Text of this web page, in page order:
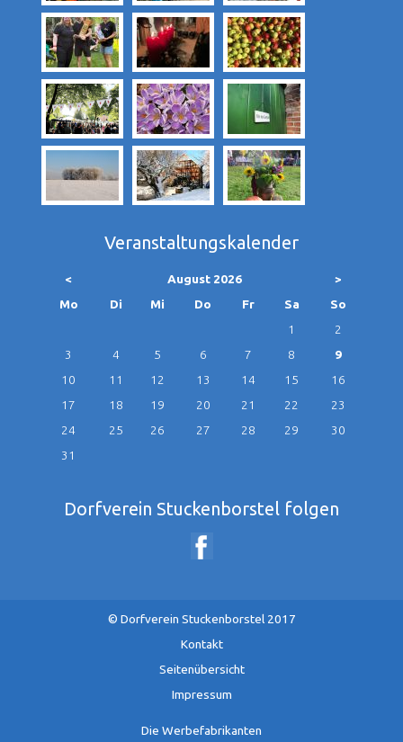
Veranstaltungskalender
< August 2026
>
Montag Di enstag
Mi ttwoch
Do nnerstag
Freitag SamstagSonntag
1
2
3
4 5 6 7 8
9
10
11 12 13 14 15
16
17
18 19 20 21 22
23
24
25 26 27 28 29
30
31
Dorfverein Stuckenborstel folgen
© Dorfverein Stuckenborstel 2017
Navigation
überspringen
Kontakt
Seitenübersicht
Impressum
Die Werbefabrikanten